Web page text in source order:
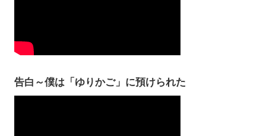
告白～僕は「ゆりかご」に預けられた